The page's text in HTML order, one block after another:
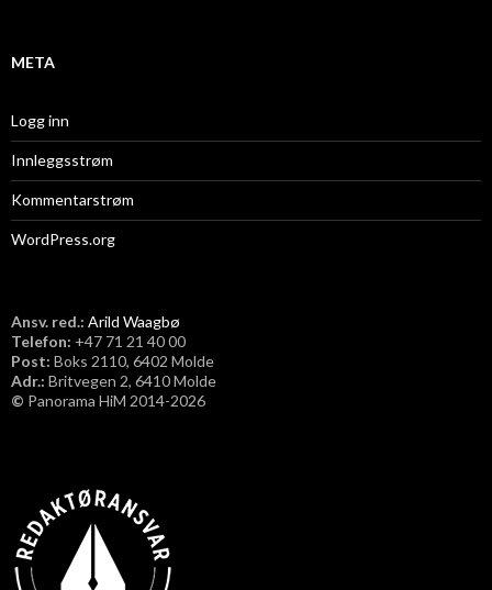
META
Logg inn
Innleggsstrøm
Kommentarstrøm
WordPress.org
Ansv. red.: Arild Waagbø
Telefon: ​+47 71 21 40 00
Post: Boks 2110, 6402 Molde
Adr.: Britvegen 2, 6410 Molde
© Panorama HiM 2014-2026